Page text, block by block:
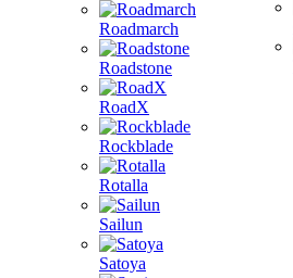
Roadmarch
Roadstone
RoadX
Rockblade
Rotalla
Sailun
Satoya